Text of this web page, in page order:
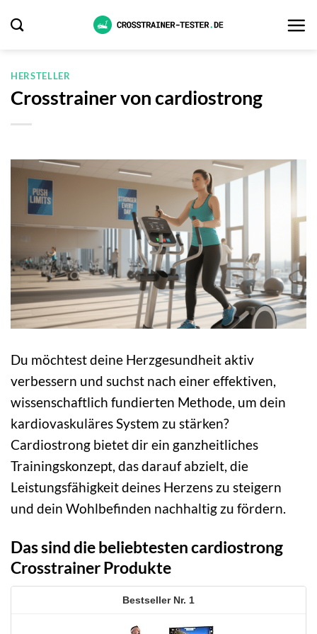
Inhalt
HERSTELLER
Crosstrainer von cardiostrong
Du möchtest deine Herzgesundheit aktiv
verbessern und suchst nach einer effektiven,
wissenschaftlich fundierten Methode, um dein
kardiovaskuläres System zu stärken?
Cardiostrong bietet dir ein ganzheitliches
Trainingskonzept, das darauf abzielt, die
Leistungsfähigkeit deines Herzens zu steigern
und dein Wohlbefinden nachhaltig zu fördern.
Das sind die beliebtesten cardiostrong
Crosstrainer Produkte
1